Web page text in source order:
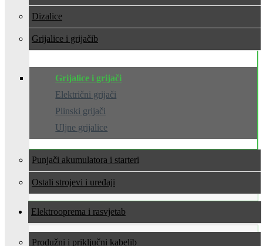
Dizalice
Grijalice i grijači
Grijalice i grijači
Električni grijači
Plinski grijači
Uljne grijalice
Punjači akumulatora i starteri
Ostali strojevi i uređaji
Elektrooprema i rasvjeta
Produžni i priključni kabeli